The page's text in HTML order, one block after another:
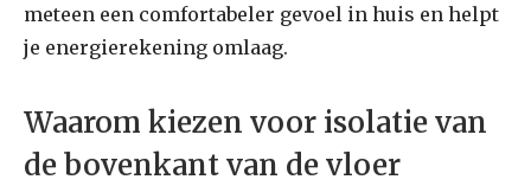
meteen een comfortabeler gevoel in huis en helpt
je energierekening omlaag.
Waarom kiezen voor isolatie van
de bovenkant van de vloer